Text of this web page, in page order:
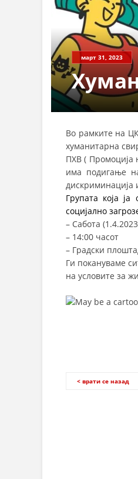
март 31, 2023
Во рамките на
хуманитарна
ПХВ ( Промоција
има подигање
дискриминација
Групата која
социјално
– Сабота
– 14:00 часот
– Градски
Ги покануваме
на условите за
< врати се назад